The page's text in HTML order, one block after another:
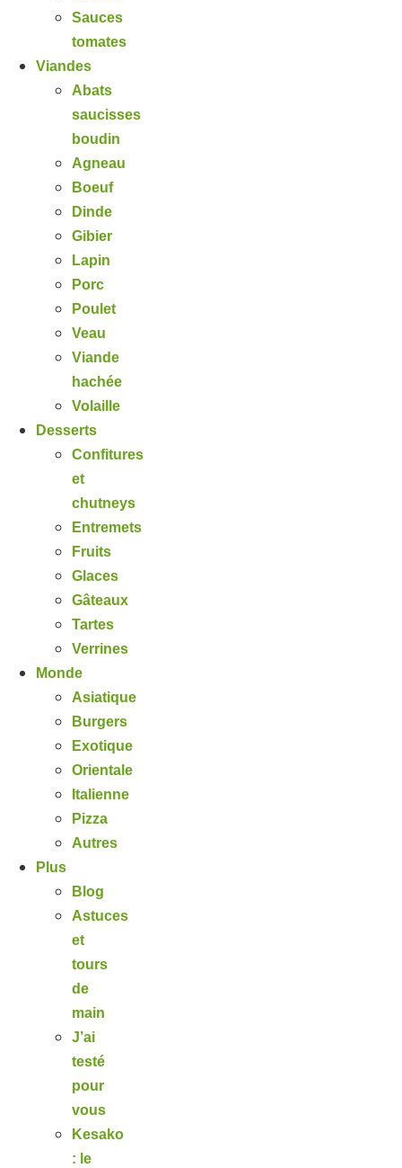
Sauces
tomates
Viandes
Abats
saucisses
boudin
Agneau
Boeuf
Dinde
Gibier
Lapin
Porc
Poulet
Veau
Viande
hachée
Volaille
Desserts
Confitures
et
chutneys
Entremets
Fruits
Glaces
Gâteaux
Tartes
Verrines
Monde
Asiatique
Burgers
Exotique
Orientale
Italienne
Pizza
Autres
Plus
Blog
Astuces
et
tours
de
main
J’ai
testé
pour
vous
Kesako
: le